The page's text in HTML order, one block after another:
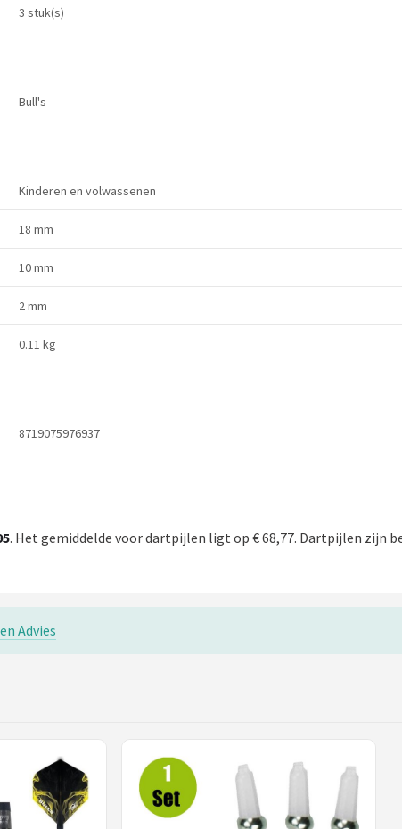
3 stuk(s)
Bull's
Kinderen en volwassenen
18 mm
10 mm
2 mm
0.11 kg
8719075976937
. Het gemiddelde voor dartpijlen ligt op € 68,77. Dartpijlen zijn
Advies